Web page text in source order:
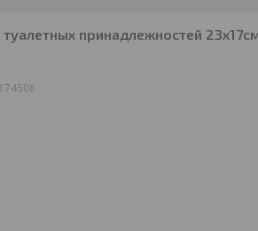
принадлежностей